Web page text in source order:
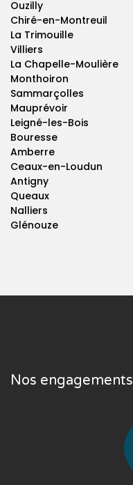
Ouzilly
Chiré-en-Montreuil
La Trimouille
Villiers
La Chapelle-Moulière
Monthoiron
Sammarçolles
Mauprévoir
Leigné-les-Bois
Bouresse
Amberre
Ceaux-en-Loudun
Antigny
Queaux
Nalliers
Glénouze
Nos engagements